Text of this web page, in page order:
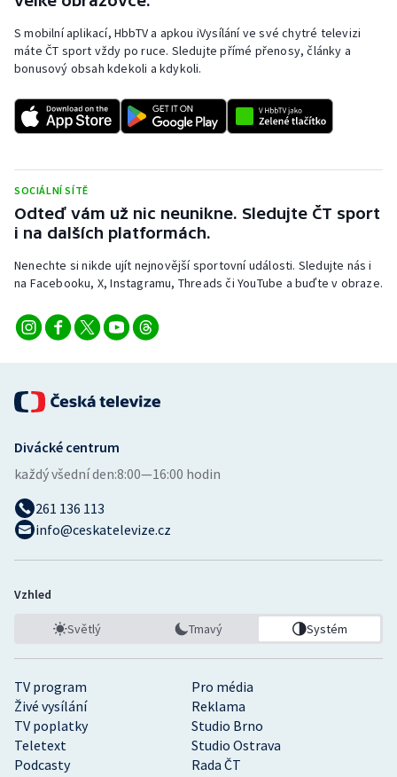
S mobilní aplikací, HbbTV a apkou iVysílání ve své chytré televizi
máte ČT sport vždy po ruce. Sledujte přímé přenosy, články a
bonusový obsah kdekoli a kdykoli.
SOCIÁLNÍ SÍTĚ
Odteď vám už nic neunikne. Sledujte ČT sport
i na dalších platformách.
Nenechte si nikde ujít nejnovější sportovní události. Sledujte nás i
na Facebooku, X, Instagramu, Threads či YouTube a buďte v obraze.
TV program
Pro média
Živé vysílání
Reklama
TV poplatky
Studio Brno
Teletext
Studio Ostrava
Podcasty
Rada ČT
Divácké centrum
každý všední den:8:00—16:00 hodin
261 136 113
info@ceskatelevize.cz
Vzhled
Světlý Tmavý Systém